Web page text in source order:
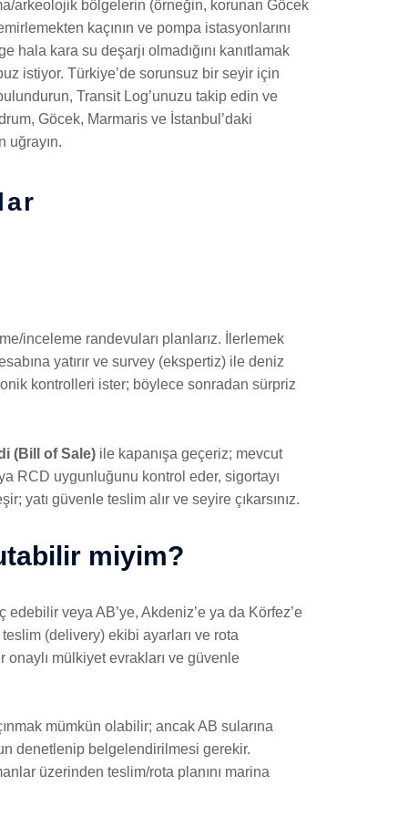
arkeolojik bölgelerin (örneğin, korunan Göcek
kaçının ve pompa istasyonlarını
hala kara su deşarjı olmadığını kanıtlamak
istiyor. Türkiye’de sorunsuz bir seyir için
Transit Log’unuzu takip edin ve
Göcek, Marmaris ve İstanbul’daki
uğrayın.
inceleme randevuları planlarız. İlerlemek
yatırır ve survey (ekspertiz) ile deniz
kontrolleri ister; böylece sonradan sürpriz
(Bill of Sale) ile kapanışa geçeriz; mevcut
RCD uygunluğunu kontrol eder, sigortayı
yatı güvenle teslim alır ve seyire çıkarsınız.
miyim?
edebilir veya AB’ye, Akdeniz’e ya da Körfez’e
(delivery) ekibi ayarları ve rota
mülkiyet evrakları ve güvenle
mümkün olabilir; ancak AB sularına
denetlenip belgelendirilmesi gerekir.
üzerinden teslim/rota planını marina